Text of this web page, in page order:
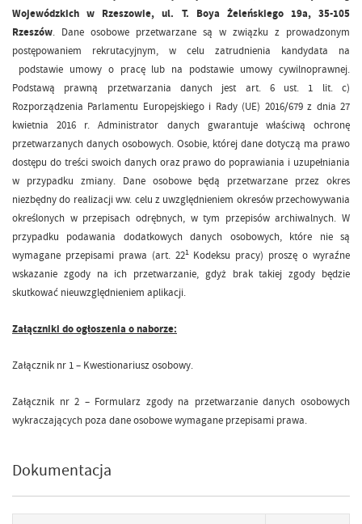
Wojewódzkich w Rzeszowie, ul. T. Boya Żeleńskiego 19a, 35-105
Rzeszów. Dane osobowe przetwarzane są w związku z prowadzonym
postępowaniem rekrutacyjnym, w celu zatrudnienia kandydata na
podstawie umowy o pracę lub na podstawie umowy cywilnoprawnej.
Podstawą prawną przetwarzania danych jest art. 6 ust. 1 lit. c)
Rozporządzenia Parlamentu Europejskiego i Rady (UE) 2016/679 z dnia 27
kwietnia 2016 r. Administrator danych gwarantuje właściwą ochronę
przetwarzanych danych osobowych. Osobie, której dane dotyczą ma prawo
dostępu do treści swoich danych oraz prawo do poprawiania i uzupełniania
w przypadku zmiany. Dane osobowe będą przetwarzane przez okres
niezbędny do realizacji ww. celu z uwzględnieniem okresów przechowywania
określonych w przepisach odrębnych, w tym przepisów archiwalnych. W
przypadku podawania dodatkowych danych osobowych, które nie są
wymagane przepisami prawa (art. 221 Kodeksu pracy) proszę o wyraźne
wskazanie zgody na ich przetwarzanie, gdyż brak takiej zgody będzie
skutkować nieuwzględnieniem aplikacji.
Załączniki do ogłoszenia o naborze:
Załącznik nr 1 – Kwestionariusz osobowy.
Załącznik nr 2 – Formularz zgody na przetwarzanie danych osobowych
wykraczających poza dane osobowe wymagane przepisami prawa.
Dokumentacja